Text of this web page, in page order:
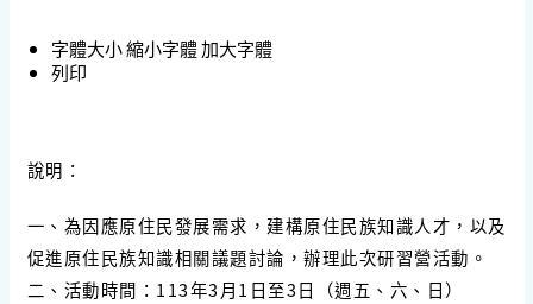
字體大小縮小字體加大字體
列印
說明：
一、為因應原住民發展需求，建構原住民族知識人才，以及
促進原住民族知識相關議題討論，辦理此次研習營活動。
二、活動時間：113年3月1日至3日（週五、六、日）